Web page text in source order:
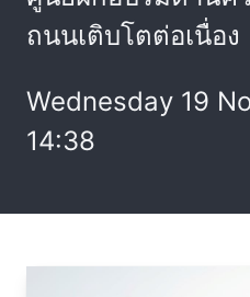
ถนนเติบโตต่อเนื่อง
Wednesday 19
14:38